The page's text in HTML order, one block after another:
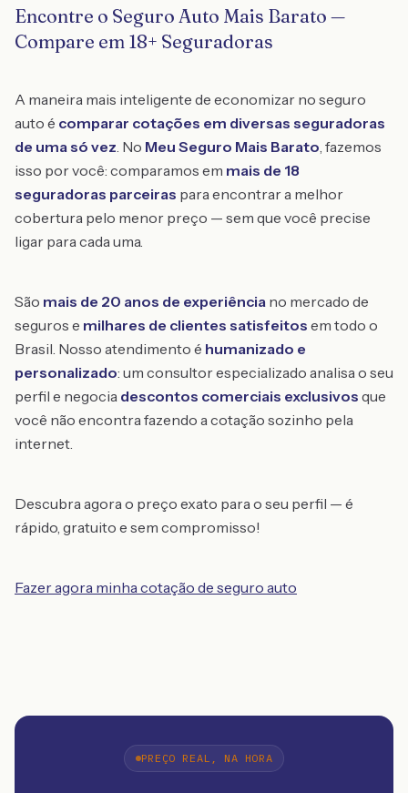
Encontre o Seguro Auto Mais Barato —
Compare em 18+ Seguradoras
A maneira mais inteligente de economizar no seguro
auto é comparar cotações em diversas seguradoras
de uma só vez. No Meu Seguro Mais Barato, fazemos
isso por você: comparamos em mais de 18
seguradoras parceiras para encontrar a melhor
cobertura pelo menor preço — sem que você precise
ligar para cada uma.
São mais de 20 anos de experiência no mercado de
seguros e milhares de clientes satisfeitos em todo o
Brasil. Nosso atendimento é humanizado e
personalizado: um consultor especializado analisa o seu
perfil e negocia descontos comerciais exclusivos que
você não encontra fazendo a cotação sozinho pela
internet.
Descubra agora o preço exato para o seu perfil — é
rápido, gratuito e sem compromisso!
Fazer agora minha cotação de seguro auto
PREÇO REAL, NA HORA